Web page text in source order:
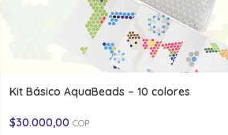
Kit Básico AquaBeads – 10 colores
$30.000,00 COP